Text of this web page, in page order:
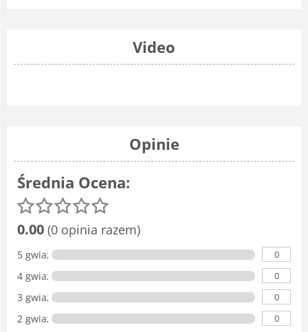
Video
Opinie
Średnia Ocena:
0.00 (0 opinia razem)
5 gwiazdka 0
4 gwiazdki 0
3 gwiazdki 0
2 gwiazdki 0